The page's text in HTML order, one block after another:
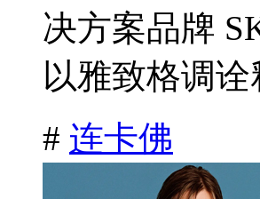
决方案品牌
以雅致格调
# 连卡佛